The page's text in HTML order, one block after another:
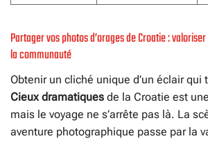
Partager vos photos d’orages de Croatie :
la communauté
Obtenir un cliché unique d’un éclair qui
Cieux dramatiques de la Croatie est
mais le voyage ne s’arrête pas là. La
aventure photographique passe par la